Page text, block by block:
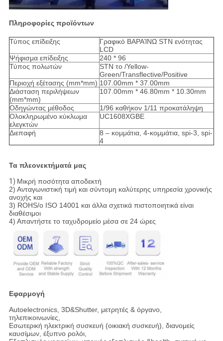
Πληροφορίες προϊόντων
Τύπος επίδειξης
Γραφικό ΒΑΡΑΊΝΩ STN ενότητας
LCD
Ψήφισμα επίδειξης
240 * 96
Τύπος πολωτών
STN το /Yellow-
Green/Transflective/Positive
Περιοχή εξέτασης (mm*mm) 107.00mm * 37.00mm
Διάσταση περιλήψεων
(mm*mm)
107.00mm * 46.80mm * 10.30mm
Οδηγώντας μέθοδος
1/96 καθήκον 1/11 προκατάληψη
Ολοκληρωμένο κύκλωμα
ελεγκτών
UC1608XGBE
Διεπαφή
8 – κομμάτια, 4-κομμάτια, spi-3, spi-
4
Τα πλεονεκτήματά μας
1) Μικρή ποσότητα αποδεκτή
2) Ανταγωνιστική τιμή και σύντομη καλύτερης υπηρεσία χρονικής
ανοχής και
3) ROHS/ο ISO 14001 και άλλα σχετικά πιστοποιητικά είναι
διαθέσιμοι
4) Απαντήστε το ταχυδρομείο μέσα σε 24 ώρες
Εφαρμογή
Autoelectronics, 3D&Shutter, μετρητές & όργανο,
τηλεπικοινωνίες,
Εσωτερική ηλεκτρική συσκευή (οικιακή συσκευή), διανομείς
καυσίμων, έξυπνο ρολόι,